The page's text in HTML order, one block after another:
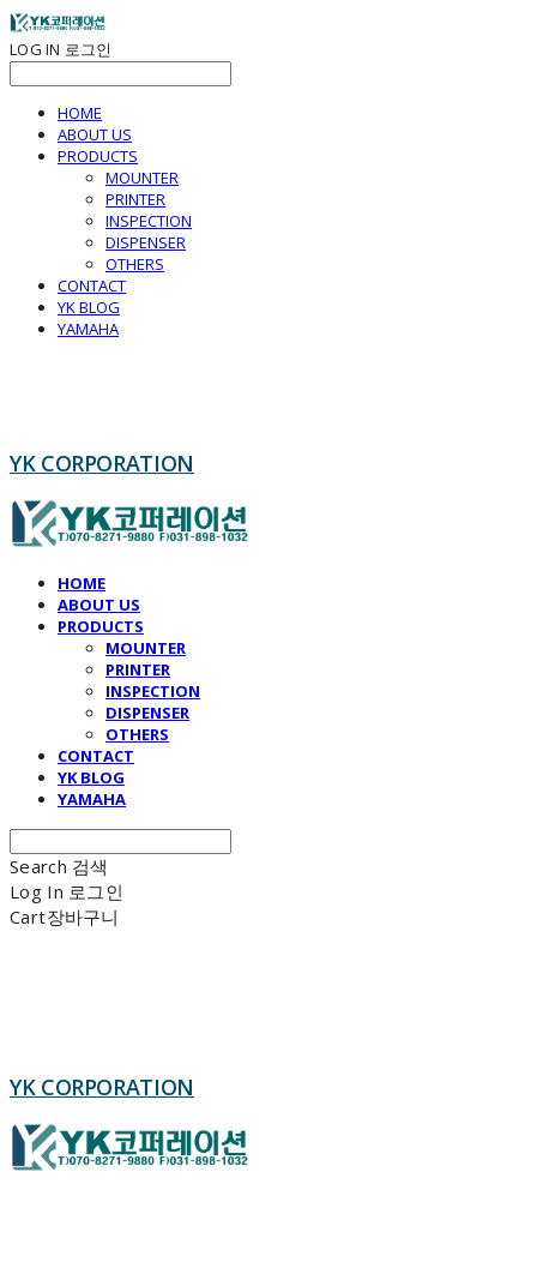
LOG IN 로그인
HOME
ABOUT US
PRODUCTS
MOUNTER
PRINTER
INSPECTION
DISPENSER
OTHERS
CONTACT
YK BLOG
YAMAHA
YK CORPORATION
HOME
ABOUT US
PRODUCTS
MOUNTER
PRINTER
INSPECTION
DISPENSER
OTHERS
CONTACT
YK BLOG
YAMAHA
Search 검색
Log In 로그인
Cart장바구니
YK CORPORATION